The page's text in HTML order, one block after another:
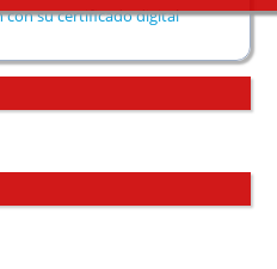
con su certificado digital